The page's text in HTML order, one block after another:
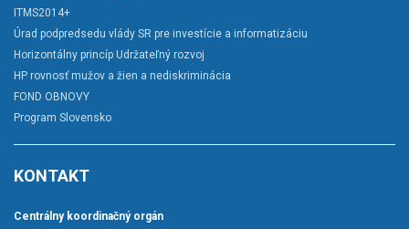
ITMS2014+
Úrad podpredsedu vlády SR pre investície a informatizáciu
Horizontálny princíp Udržateľný rozvoj
HP rovnosť mužov a žien a nediskriminácia
FOND OBNOVY
Program Slovensko
KONTAKT
Centrálny koordinačný orgán